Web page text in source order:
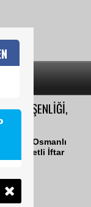
ŞENLİĞİ,
Osmanlı
"Bereketli İftar